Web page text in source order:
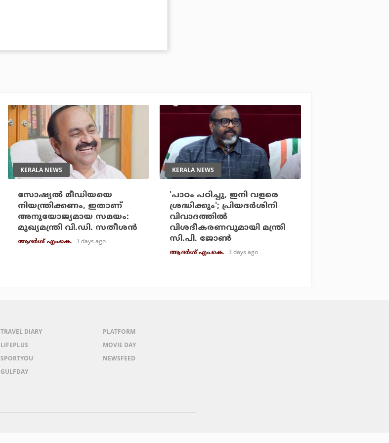
KERALA NEWS
സോഷ്യല്‍ മീഡിയയെ
നിയന്ത്രിക്കണം, ഇതാണ്
അനുയോജ്യമായ സമയം:
മുഖ്യമന്ത്രി വി.ഡി. സതീശന്‍
ആദർശ് എം.കെ. 3 days ago
KERALA NEWS
'പാഠം പഠിച്ചു, ഇനി വളരെ
ശ്രദ്ധിക്കും'; പ്രിയദര്‍ശിനി
വിവാദത്തില്‍
വിശദീകരണവുമായി മന്ത്രി
സി.പി. ജോണ്‍
ആദർശ് എം.കെ. 3 days ago
TRAVEL DIARY
LIFEPLUS
SPORTYOU
GULFDAY
PLATFORM
MOVIE DAY
NEWSFEED